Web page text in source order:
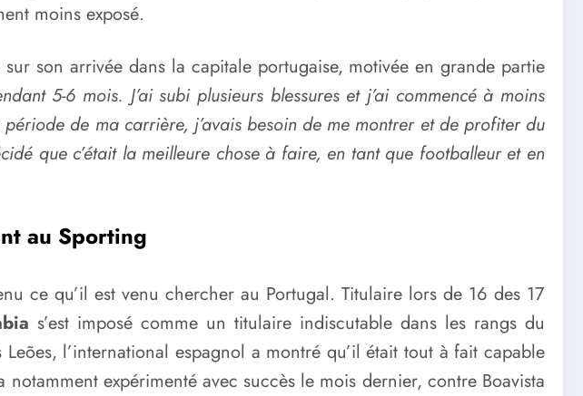
moins exposé.
son arrivée dans la capitale portugaise, motivée en grande partie
5-6 mois. J’ai subi plusieurs blessures et j’ai commencé à moins
de ma carrière, j’avais besoin de me montrer et de profiter du
que c’était la meilleure chose à faire, en tant que footballeur et en
au Sporting
ce qu’il est venu chercher au Portugal. Titulaire lors de 16 des 17
s’est imposé comme un titulaire indiscutable dans les rangs du
l’international espagnol a montré qu’il était tout à fait capable
expérimenté avec succès le mois dernier, contre Boavista